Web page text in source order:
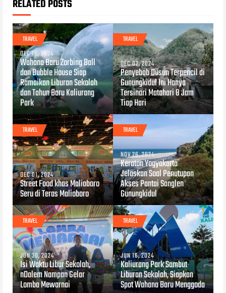
RELATED POSTS
TRAVEL
DEC 16, 2024
Wahana Baru Zorbing Ball
dan Bubble House Siap
Ramaikan Liburan Sekolah
dan Tahun Baru Kaliurang
Park
TRAVEL
DEC 02, 2024
Penyebab Dusun Terpencil di
Gunungkidul Ini Hanya
Tersinari Matahari 8 Jam
Tiap Hari
TRAVEL
DEC 01, 2024
Street Food khas Malioboro
Seru di Teras Malioboro
TRAVEL
NOV 26, 2024
Keraton Yogyakarta
Jelaskan Soal Penutupan
Akses Pantai Sanglen
Gunungkidul
TRAVEL
JUN 30, 2024
Isi Waktu Libur Sekolah,
nDalem Nampan Gelar
Lomba Mewarnai
TRAVEL
JUN 16, 2024
Kaliurang Park Sambut
Liburan Sekolah, Siapkan
Spot Wahana Baru Menggoda